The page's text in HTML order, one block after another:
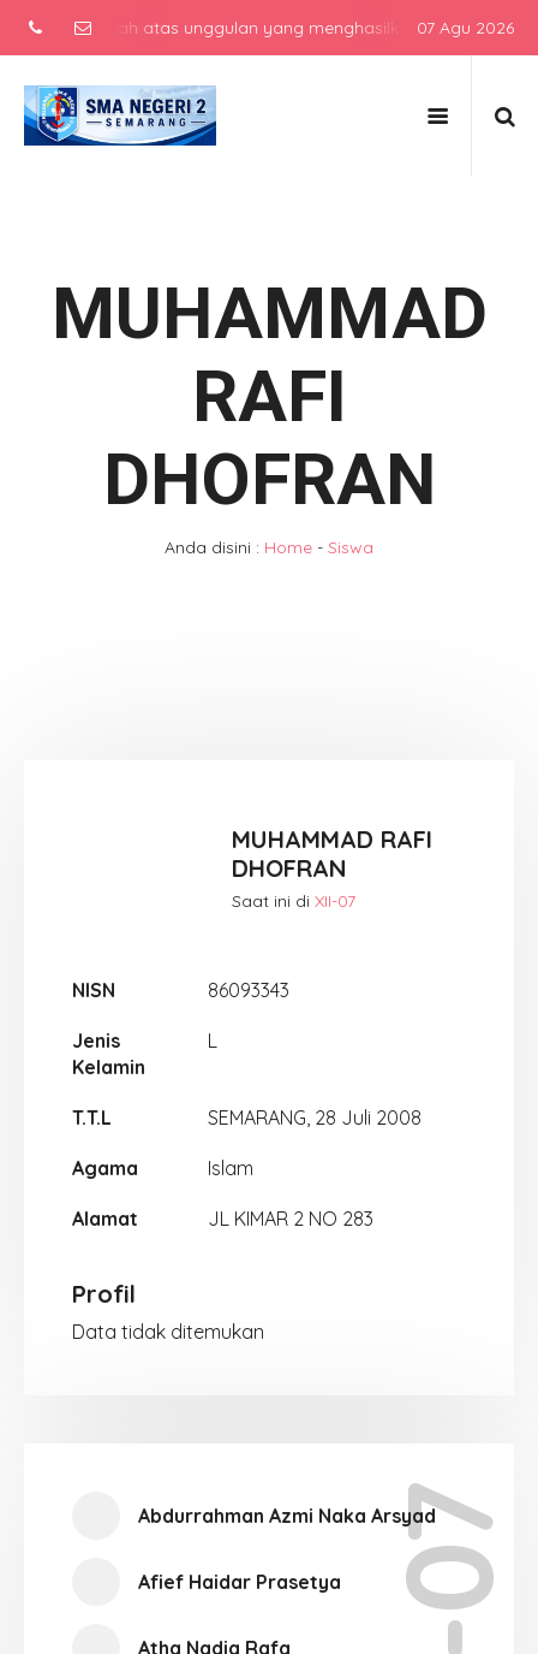
menengah atas unggulan yang menghasilkan lulusan07 Agu 2026
MUHAMMAD
RAFI
DHOFRAN
Anda disini : Home - Siswa
MUHAMMAD RAFI
DHOFRAN
Saat ini di XII-07
NISN 86093343
Jenis
Kelamin
L
T.T.L SEMARANG, 28 Juli 2008
Agama Islam
Alamat JL KIMAR 2 NO 283
Profil
Data tidak ditemukan
Abdurrahman Azmi Naka Arsyad
Afief Haidar Prasetya
Atha Nadia Rafa